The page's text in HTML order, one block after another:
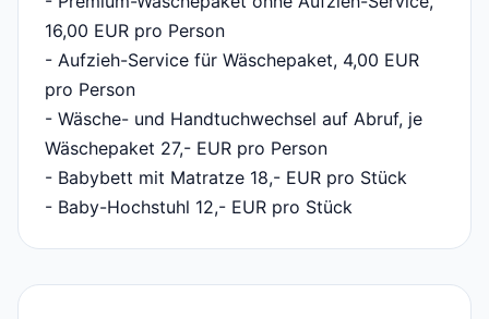
16,00 EUR pro Person
- Aufzieh-Service für Wäschepaket, 4,00 EUR
pro Person
- Wäsche- und Handtuchwechsel auf Abruf, je
Wäschepaket 27,- EUR pro Person
- Babybett mit Matratze 18,- EUR pro Stück
- Baby-Hochstuhl 12,- EUR pro Stück